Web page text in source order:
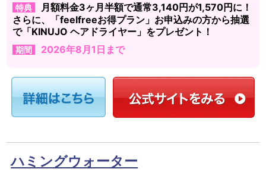
特典
月額料金3ヶ月半額で通常3,140円が1,570円に！
さらに、「feelfreeお得プラン」お申込みの方から抽選
で「KINUJO ヘアドライヤー」をプレゼント！
期間 2026年8月1日まで
ハミングウォーター